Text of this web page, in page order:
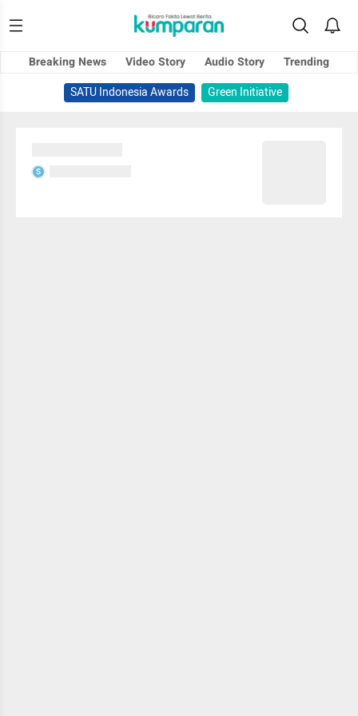
Breaking News Video Story Audio Story
Trending
SATU Indonesia Awards
Green Initiative
S